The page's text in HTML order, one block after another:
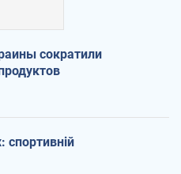
сократили
спортивній